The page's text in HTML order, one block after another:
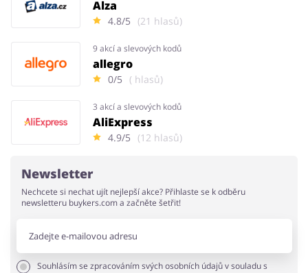
Alza
4.8/5 (21 hlasů)
9 akcí a slevových kodů
allegro
0/5 ( hlasů)
3 akcí a slevových kodů
AliExpress
4.9/5 (12 hlasů)
Newsletter
Nechcete si nechat ujít nejlepší akce? Přihlaste se k odběru
newsletteru buykers.com a začněte šetřit!
Souhlásím se zpracováním svých osobních údajů v souladu s